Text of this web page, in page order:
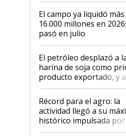
El campo ya liquidó más
16.000 millones en
pasó en julio
El petróleo desplazó a
harina de soja como
producto exportado, y
el agro aportó casi seis
diez dólares y sostuvo el
liderazgo en un semestre
récord
Récord para el agro: la
actividad llegó a su
histórico impulsada por
cosecha y las